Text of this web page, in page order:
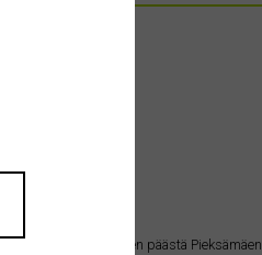
etäisyyden päästä Pieksämäen